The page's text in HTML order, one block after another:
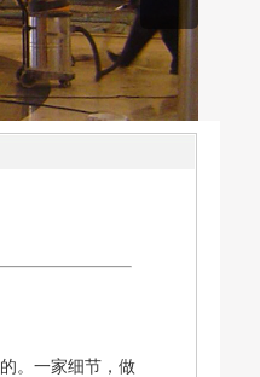
。一家细节，做